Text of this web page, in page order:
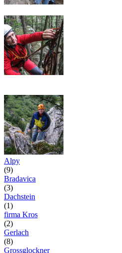
Alpy
(9)
Bradavica
(3)
Dachstein
(1)
firma Kros
(2)
Gerlach
(8)
Grossglockner